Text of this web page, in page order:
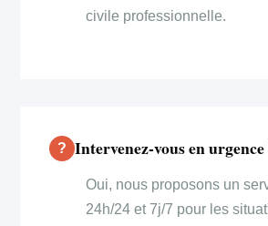
civile professionnelle.
Intervenez-vous en urgence
Oui, nous proposons un
24h/24 et 7j/7 pour les